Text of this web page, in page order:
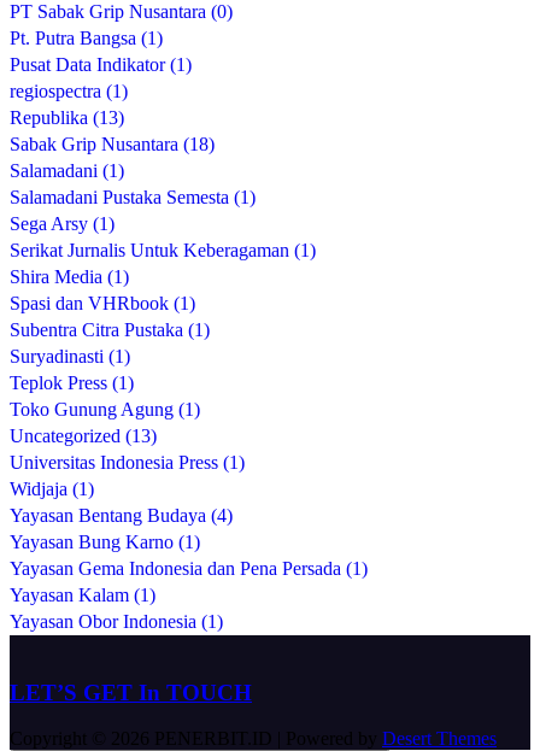
PT Sabak Grip Nusantara (0)
Pt. Putra Bangsa (1)
Pusat Data Indikator (1)
regiospectra (1)
Republika (13)
Sabak Grip Nusantara (18)
Salamadani (1)
Salamadani Pustaka Semesta (1)
Sega Arsy (1)
Serikat Jurnalis Untuk Keberagaman (1)
Shira Media (1)
Spasi dan VHRbook (1)
Subentra Citra Pustaka (1)
Suryadinasti (1)
Teplok Press (1)
Toko Gunung Agung (1)
Uncategorized (13)
Universitas Indonesia Press (1)
Widjaja (1)
Yayasan Bentang Budaya (4)
Yayasan Bung Karno (1)
Yayasan Gema Indonesia dan Pena Persada (1)
Yayasan Kalam (1)
Yayasan Obor Indonesia (1)
LET’S GET In TOUCH
Copyright © 2026 PENERBIT.ID | Powered by Desert Themes